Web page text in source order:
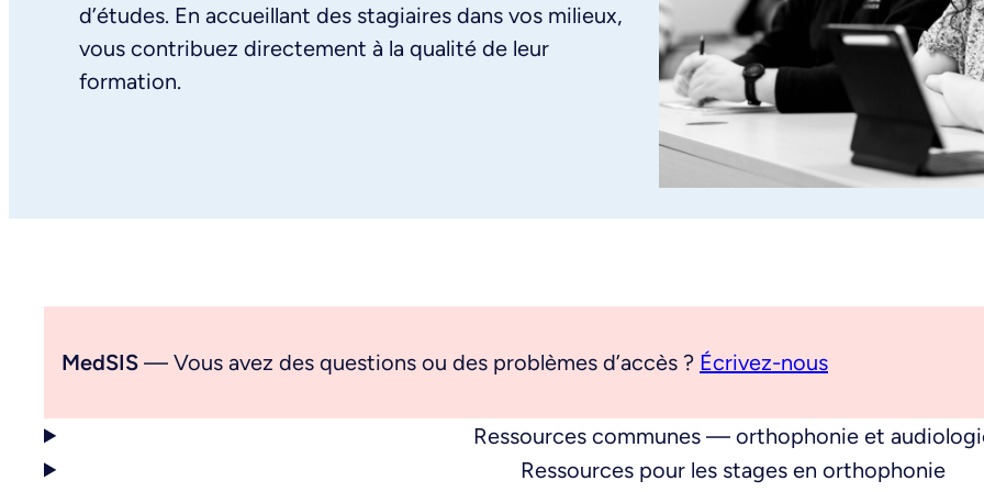
d’études. En accueillant des stagiaires dans vos milieux,
vous contribuez directement à la qualité de leur
formation.
MedSIS — Vous avez des questions ou des problèmes d’accès ? Écrivez-nous
Ressources communes — orthophonie et
Ressources pour les stages en orthophonie